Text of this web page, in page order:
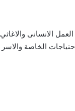
الانسانى والاغاثي
وذى الاحتياجات الخاصة والاسر